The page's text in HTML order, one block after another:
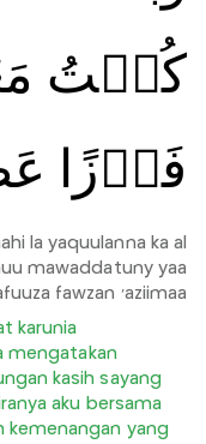
كُنۡتُ
فَوۡزًا
la yaquulanna ka al
mawaddatuny yaa
fawzan 'aziimaa
karunia
mengatakan
kasih sayang
aku bersama
kemenangan yang